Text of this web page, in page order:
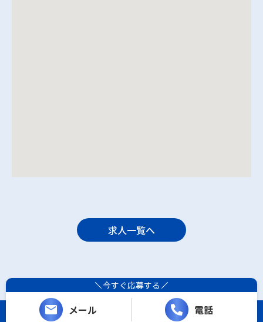
今すぐ応募する
メール 電話
求人一覧へ
Copyright (C) 西条土木. All Rights Reserved.